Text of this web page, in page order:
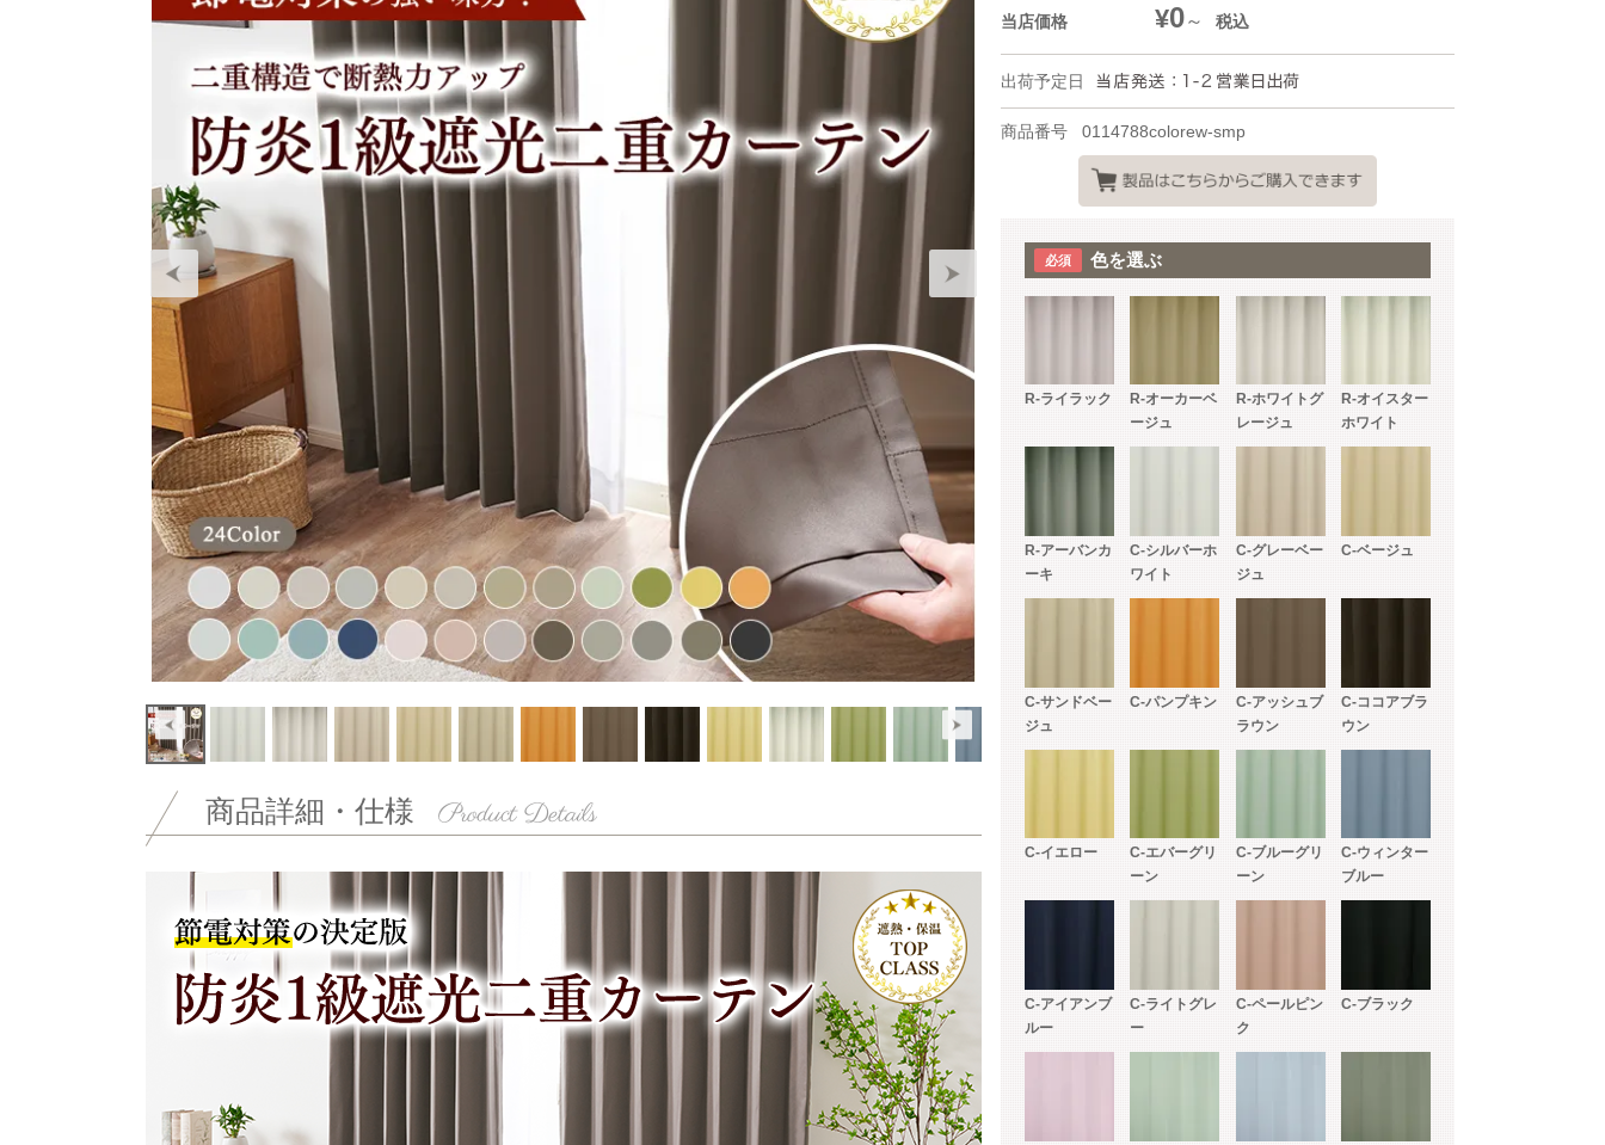
商品詳細・仕様
当店価格 ¥0 税込
出荷予定日
商品番号 0114788colorew-smp
色を選ぶ
R-ライラック
R-オーカーベ
ージュ
R-ホワイトグ
レージュ
R-オイスター
ホワイト
R-アーバンカ
ーキ
C-シルバーホ
ワイト
C-グレーベー
ジュ
C-ベージュ
C-サンドベー
ジュ
C-パンプキン
C-アッシュブ
ラウン
C-ココアブラ
ウン
C-イエロー
C-エバーグリ
ーン
C-ブルーグリ
ーン
C-ウィンター
ブルー
C-アイアンブ
ルー
C-ライトグレ
ー
C-ペールピン
ク
C-ブラック